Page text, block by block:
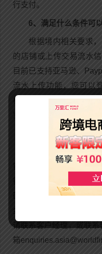
行支付。
6、满足什么条件可
根据境内相关要求
的店铺或上传交易流水
目前已支持亚马逊、
流水上传功能，您可以
栏”-点击“店铺管理”了解
7、如果资金未到账
如果收款人没有收
银行了解情况。常见延
行假期等。（建议先查
确）如已与收款银行联
金，万里汇（WorldFirst
请联系客户经理，或联
箱